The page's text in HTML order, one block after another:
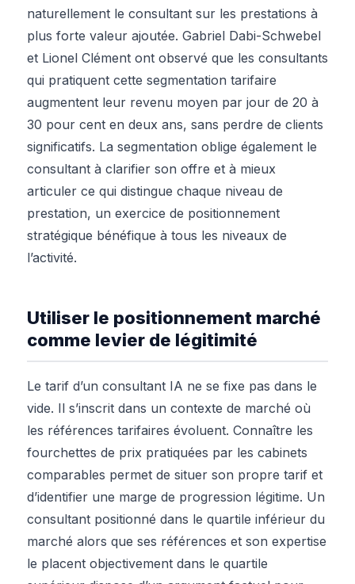
naturellement le consultant sur les prestations à
plus forte valeur ajoutée. Gabriel Dabi-Schwebel
et Lionel Clément ont observé que les consultants
qui pratiquent cette segmentation tarifaire
augmentent leur revenu moyen par jour de 20 à
30 pour cent en deux ans, sans perdre de clients
significatifs. La segmentation oblige également le
consultant à clarifier son offre et à mieux
articuler ce qui distingue chaque niveau de
prestation, un exercice de positionnement
stratégique bénéfique à tous les niveaux de
l’activité.
Utiliser le positionnement marché
comme levier de légitimité
Le tarif d’un consultant IA ne se fixe pas dans le
vide. Il s’inscrit dans un contexte de marché où
les références tarifaires évoluent. Connaître les
fourchettes de prix pratiquées par les cabinets
comparables permet de situer son propre tarif et
d’identifier une marge de progression légitime. Un
consultant positionné dans le quartile inférieur du
marché alors que ses références et son expertise
le placent objectivement dans le quartile